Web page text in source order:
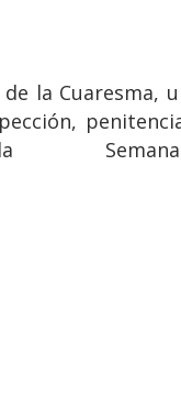
la Cuaresma,